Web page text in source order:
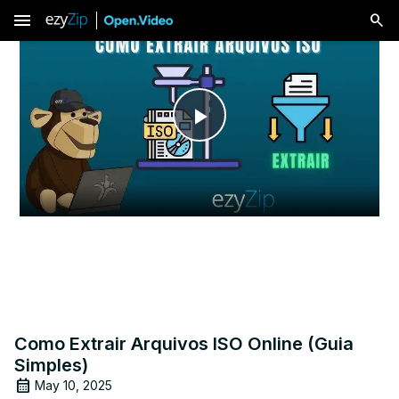
menu
Play
Video
Como Extrair Arquivos ISO Online (Guia
Simples)
May 10, 2025